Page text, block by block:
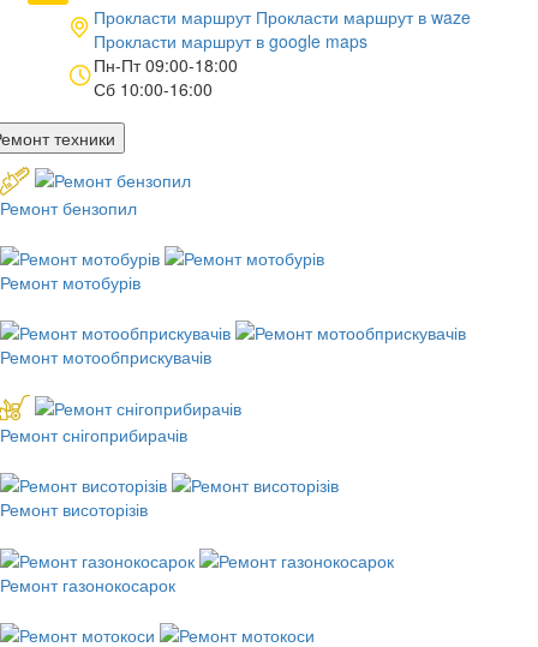
Прокласти маршрут Прокласти маршрут в waze
Прокласти маршрут в google maps
Пн-Пт 09:00-18:00
Сб 10:00-16:00
техники
Ремонт бензопил
Ремонт мотобурів
Ремонт мотообприскувачів
Ремонт снігоприбирачів
Ремонт висоторізів
Ремонт газонокосарок